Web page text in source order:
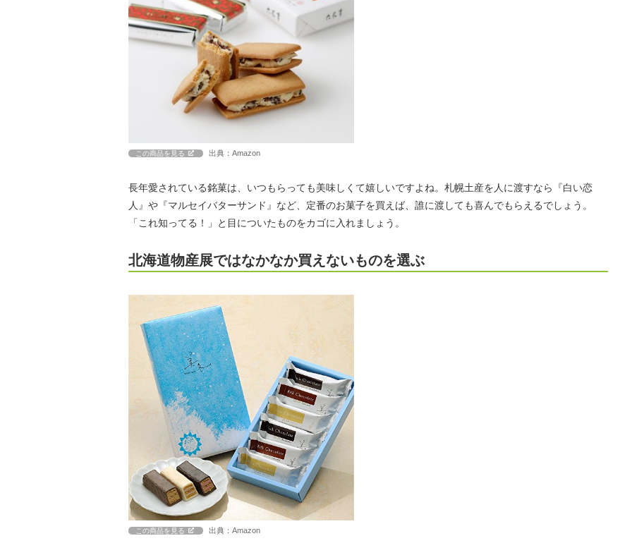
この商品を見る 出典：Amazon
長年愛されている銘菓は、いつもらっても美味しくて嬉しいですよね。札幌土産を人に渡すなら『白い恋
人』や『マルセイバターサンド』など、定番のお菓子を買えば、誰に渡しても喜んでもらえるでしょう。
「これ知ってる！」と目についたものをカゴに入れましょう。
北海道物産展ではなかなか買えないものを選ぶ
この商品を見る 出典：Amazon